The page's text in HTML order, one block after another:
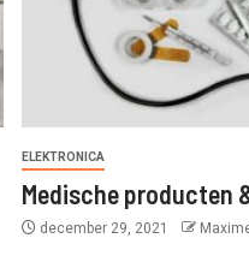
ELEKTRONICA
Medische producten
december 29, 2021